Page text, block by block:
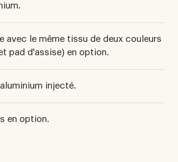
avec le même tissu de deux couleurs
pad d'assise) en option.
injecté.
en option.